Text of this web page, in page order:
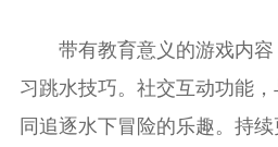
带有教育意义的游戏内容
习跳水技巧。社交互动功能
同追逐水下冒险的乐趣。持